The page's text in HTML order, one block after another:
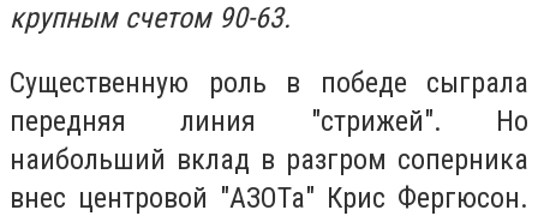
крупным счетом 90-63.
Существенную роль в победе сыграла
передняя линия "стрижей". Но
наибольший вклад в разгром соперника
внес центровой "АЗОТа" Крис Фергюсон.